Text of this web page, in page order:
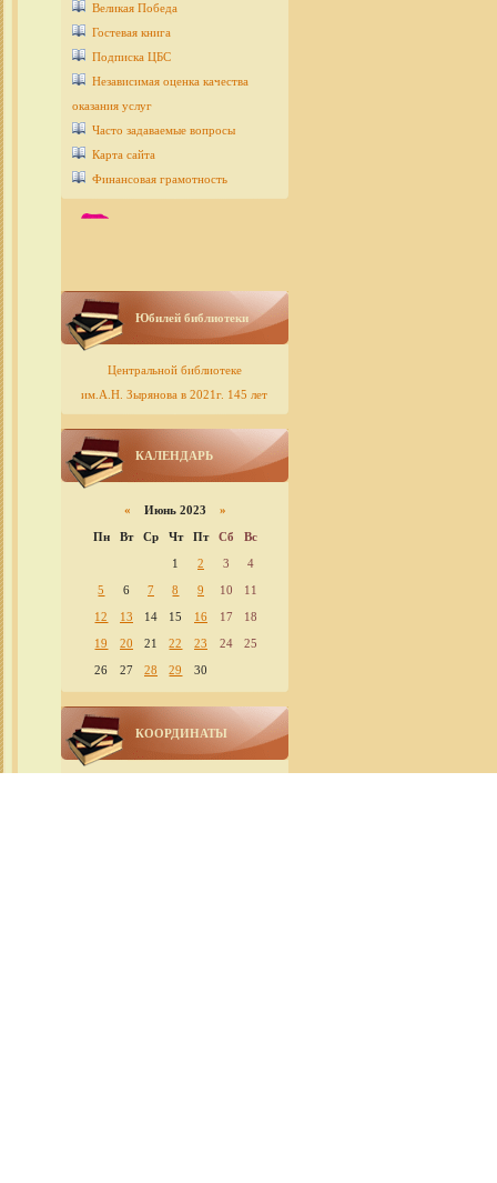
Великая Победа
Гостевая книга
Подписка ЦБС
Независимая оценка качества
оказания услуг
Часто задаваемые вопросы
Карта сайта
Финансовая грамотность
Юбилей библиотеки
Центральной библиотеке
им.А.Н. Зырянова в 2021г. 145 лет
КАЛЕНДАРЬ
« Июнь 2023 »
Пн
Вт Ср Чт Пт Сб
Вс
1
2 3
4
5
6 7 8 9 10
11
12
13 14 15 16 17
18
19
20 21 22 23 24
25
26
27 28 29 30
КООРДИНАТЫ